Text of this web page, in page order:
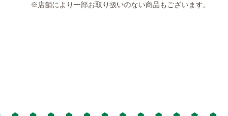
※店舗により一部お取り扱いのない商品もございます。